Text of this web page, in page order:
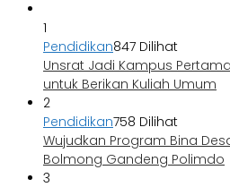
1
Pendidikan847 Dilihat
Unsrat Jadi Kampus
untuk Berikan Kuliah Umum
2
Pendidikan758 Dilihat
Wujudkan Program Bina
Bolmong Gandeng Polimdo
3